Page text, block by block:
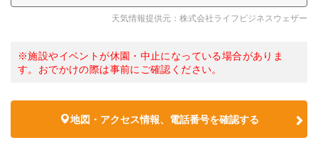
天気情報提供元：株式会社ライフビジネスウェザー
※施設やイベントが休園・中止になっている場合がありま
す。おでかけの際は事前にご確認ください。
地図・アクセス情報、電話番号を確認する